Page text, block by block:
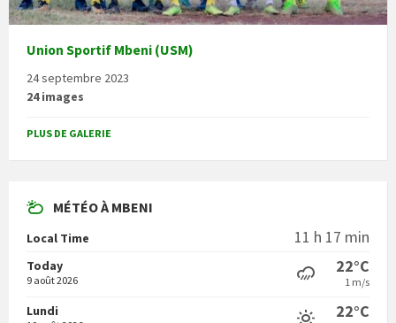
Union Sportif Mbeni (USM)
24 septembre 2023
24 images
PLUS DE GALERIE
MÉTÉO À MBENI
Local Time 11 h 17 min
Today
9 août 2026
22°C
1 m/s
Lundi 22°C